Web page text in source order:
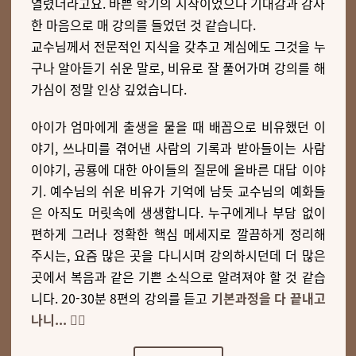
한 마음으로 매 강의를 들었던 것 같습니다.
교수님께서 전문적인 지식을 갖추고 계심에도 그것을 누
구나 알아듣기 쉬운 말로, 비유로 잘 풀어가며 강의를 해
가심이 정말 인상 깊었습니다.
아이가 엄마에게 출생을 물을 때 배꼽으로 비유했던 이
야기, 쓰나미를 겪어낸 사람의 기록과 받아들이는 사람
이야기, 공룡에 대한 아이들의 질문에 올바른 대답 이야
기. 예수님의 쉬운 비유가 기억에 남듯 교수님의 예화들
은 아직도 머릿속에 생생합니다. 누구에게나 부담 없이
편하게 그러나 정확한 핵심 메세지로 깔끔하게 정리해
주시는, 요즘 많은 곳을 다니시며 강의하시던데 더 많은
곳에서 복음과 같은 기쁜 소식으로 알려져야 할 것 같습
니다. 20-30분 8편의 강의를 듣고 기본과정을 다 끝내고
나니... 🚶‍♀️